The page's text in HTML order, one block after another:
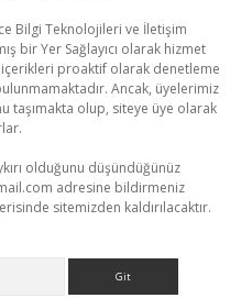
Bilgi Teknolojileri ve İletişim
bir Yer Sağlayıcı olarak hizmet
proaktif olarak denetleme
Ancak, üyelerimiz
taşımakta olup, siteye üye olarak
olduğunu düşündüğünüz
adresine bildirmeniz
sitemizden kaldırılacaktır.